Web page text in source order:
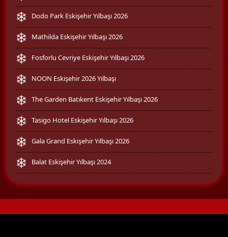
Dodo Park Eskişehir Yılbaşı 2026
Mathilda Eskişehir Yılbaşı 2026
Fosforlu Cevriye Eskişehir Yılbaşı 2026
NOON Eskişehir 2026 Yılbaşı
The Garden Batıkent Eskişehir Yılbaşı 2026
Tasigo Hotel Eskişehir Yılbaşı 2026
Gala Grand Eskişehir Yılbaşı 2026
Balat Eskişehir Yılbaşı 2024